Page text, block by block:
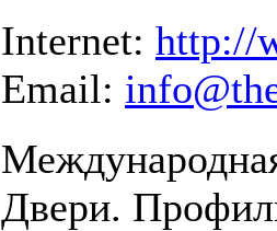
Internet: http://
Email:
Двери.